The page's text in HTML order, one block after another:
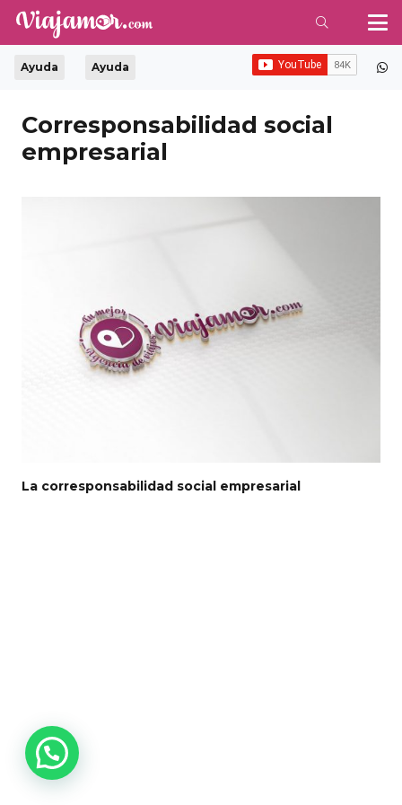
Ayuda Ayuda
Corresponsabilidad social
empresarial
La corresponsabilidad social empresarial